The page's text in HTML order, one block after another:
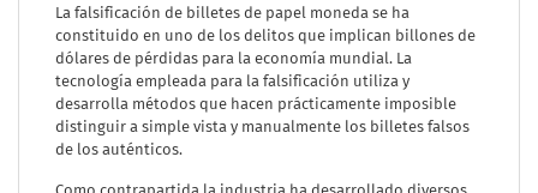
La falsificación de billetes de papel moneda se ha
constituido en uno de los delitos que implican billones de
dólares de pérdidas para la economía mundial. La
tecnología empleada para la falsificación utiliza y
desarrolla métodos que hacen prácticamente imposible
distinguir a simple vista y manualmente los billetes falsos
de los auténticos.